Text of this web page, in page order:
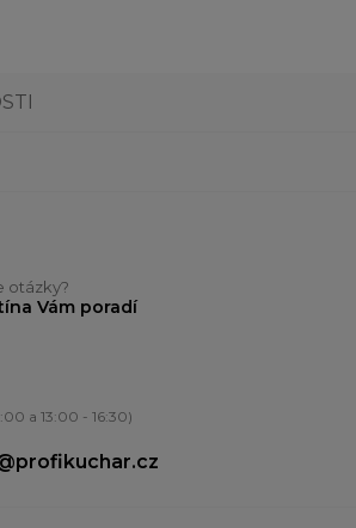
otázky?
Vám poradí
a 13:00 - 16:30)